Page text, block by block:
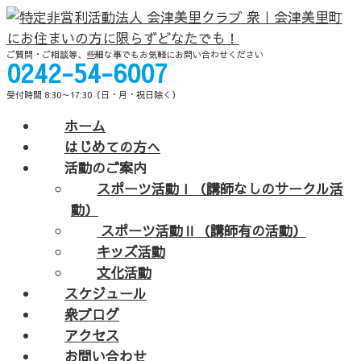
ご質問・ご相談等、些細な事でもお気軽にお問い合わせください
0242-54-6007
受付時間 8:30～17:30（日・月・祝日除く）
ホーム
はじめての方へ
活動のご案内
スポーツ活動Ⅰ（講師なしのサークル活
動）
スポーツ活動Ⅱ（講師有の活動）
キッズ活動
文化活動
スケジュール
衆ブログ
アクセス
お問い合わせ